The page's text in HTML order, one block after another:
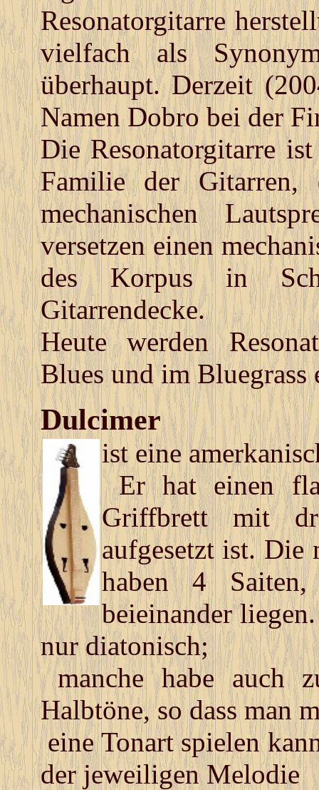
Resonatorgitarre
vielfach als
überhaupt. Derzeit
Namen Dobro bei der
Die Resonatorgitarre
Familie der
mechanischen
versetzen einen
des Korpus in
Gitarrendecke.
Heute werden
Blues und im Bluegrass
Dulcimer
ist eine
Er hat einen
Griffbrett mit
aufgesetzt ist. Die
haben 4
beieinander
nur diatonisch;
manche habe auch
Halbtöne, so dass man
eine Tonart spielen
der jeweiligen Melodie